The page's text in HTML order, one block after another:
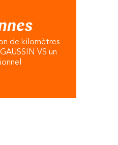
de kilomètres
VS un